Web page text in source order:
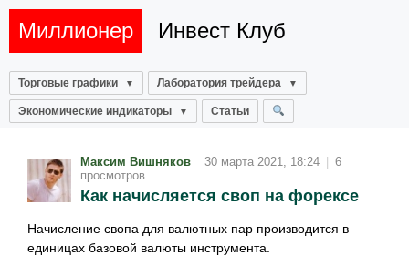
Миллионер Инвест Клуб
Торговые графики Лаборатория трейдера
Экономические индикаторы Статьи
Максим Вишняков 30 марта 2021, 18:24
6
просмотров
Как начисляется своп на форексе
Начисление свопа для валютных пар производится в
единицах базовой валюты инструмента.